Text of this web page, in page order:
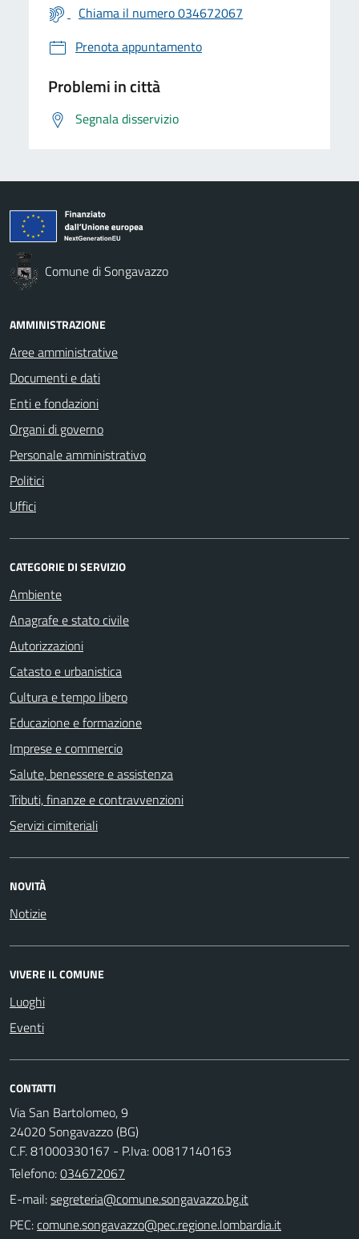
Chiama il numero 034672067
Prenota appuntamento
Problemi in città
Segnala disservizio
Comune di Songavazzo
AMMINISTRAZIONE
Aree amministrative
Documenti e dati
Enti e fondazioni
Organi di governo
Personale amministrativo
Politici
Uffici
CATEGORIE DI SERVIZIO
Ambiente
Anagrafe e stato civile
Autorizzazioni
Catasto e urbanistica
Cultura e tempo libero
Educazione e formazione
Imprese e commercio
Salute, benessere e assistenza
Tributi, finanze e contravvenzioni
Servizi cimiteriali
NOVITÀ
Notizie
VIVERE IL COMUNE
Luoghi
Eventi
CONTATTI
Via San Bartolomeo, 9
24020 Songavazzo (BG)
C.F. 81000330167 - P.Iva: 00817140163
Telefono:034672067
E-mail:
PEC: